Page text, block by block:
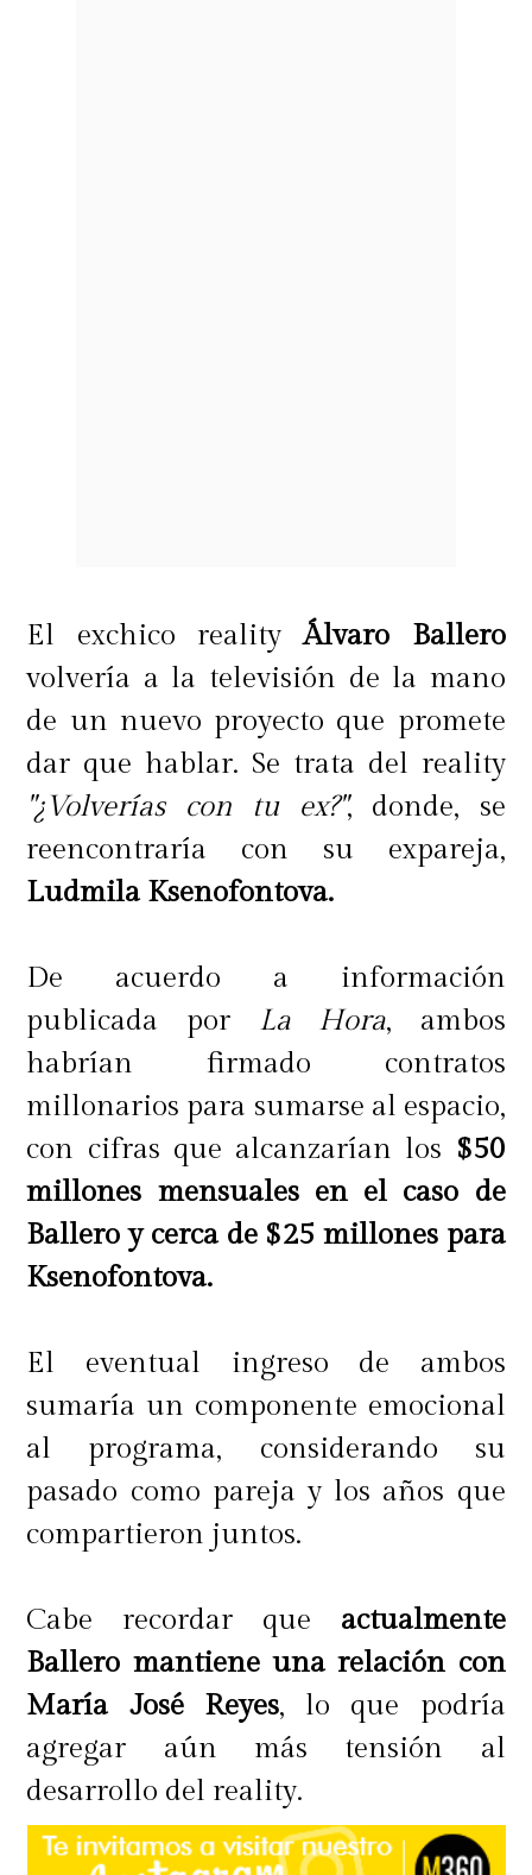
El exchico realityÁlvaro Ballero
volvería a la televisión de la mano
de un nuevo proyecto que promete
dar que hablar. Se trata del reality
"¿Volverías con tu ex?", donde, se
reencontraría con su expareja,
Ludmila Ksenofontova.
De acuerdo a información
publicada por La Hora, ambos
habrían firmado contratos
millonarios para sumarse al espacio,
con cifras que alcanzarían los $50
millones mensuales en el caso de
Ballero y cerca de $25 millones para
Ksenofontova.
El eventual ingreso de ambos
sumaría un componente emocional
al programa, considerando su
pasado como pareja y los años que
compartieron juntos.
Cabe recordar que actualmente
Ballero mantiene una relación con
María José Reyes, lo que podría
agregar aún más tensión al
desarrollo del reality.